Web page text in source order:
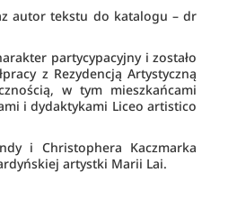
autor tekstu do katalogu – dr
partycypacyjny i zostało
z Rezydencją Artystyczną
w tym mieszkańcami
i dydaktykami Liceo artistico
i Christophera Kaczmarka
artystki Marii Lai.